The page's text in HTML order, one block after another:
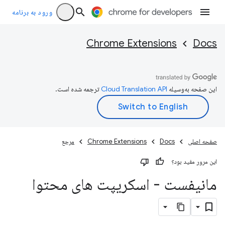
ورود به برنامه
Docs
Chrome Extensions
این صفحه به‌وسیله ترجمه شده است.
صفحه اصلی Docs
Chrome Extensions مرجع
این مرور مفید بود؟
مانیفست - اسکریپت های محتوا